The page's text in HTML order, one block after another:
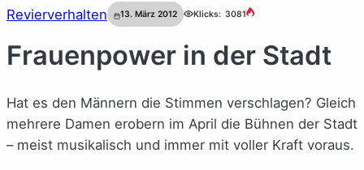
Revierverhalten 13. März 2012 Klicks: 3081
Frauenpower in der Stadt
Hat es den Männern die Stimmen verschlagen? Gleich
mehrere Damen erobern im April die Bühnen der Stadt
– meist musikalisch und immer mit voller Kraft voraus.